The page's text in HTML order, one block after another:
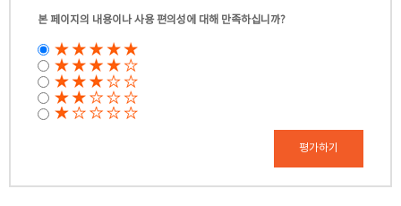
본 페이지의 내용이나 사용 편의성에 대해 만족하십니까?
평가하기